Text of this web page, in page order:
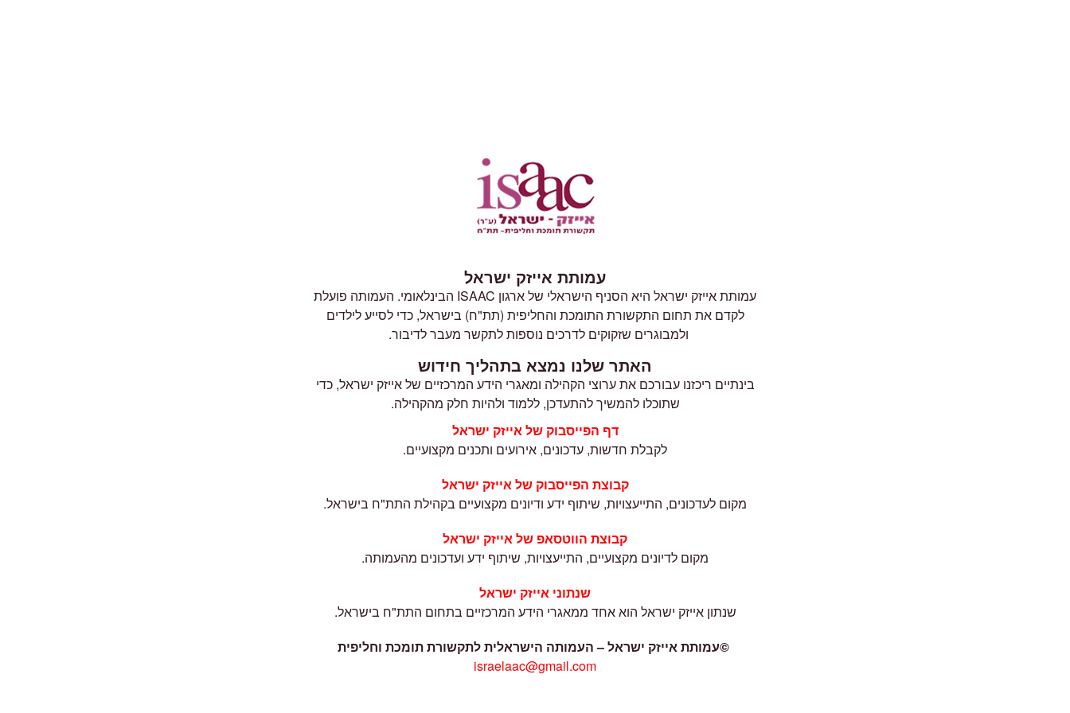
עמותת אייזק ישראל
עמותת אייזק ישראל היא הסניף הישראלי של ארגון ISAAC הבינלאומי. העמותה פועלת
לקדם את תחום התקשורת התומכת והחליפית (תת"ח) בישראל, כדי לסייע לילדים
ולמבוגרים שזקוקים לדרכים נוספות לתקשר מעבר לדיבור.
האתר שלנו נמצא בתהליך חידוש
בינתיים ריכזנו עבורכם את ערוצי הקהילה ומאגרי הידע המרכזיים של אייזק ישראל, כדי
שתוכלו להמשיך להתעדכן, ללמוד ולהיות חלק מהקהילה.
דף הפייסבוק של אייזק ישראל
לקבלת חדשות, עדכונים, אירועים ותכנים מקצועיים.
קבוצת הפייסבוק של אייזק ישראל
מקום לעדכונים, התייעצויות, שיתוף ידע ודיונים מקצועיים בקהילת התת"ח בישראל.
קבוצת הווטסאפ של אייזק ישראל
מקום לדיונים מקצועיים, התייעצויות, שיתוף ידע ועדכונים מהעמותה.
שנתוני אייזק ישראל
שנתון אייזק ישראל הוא אחד ממאגרי הידע המרכזיים בתחום התת"ח בישראל.
©עמותת אייזק ישראל – העמותה הישראלית לתקשורת תומכת וחליפית
israelaac@gmail.com